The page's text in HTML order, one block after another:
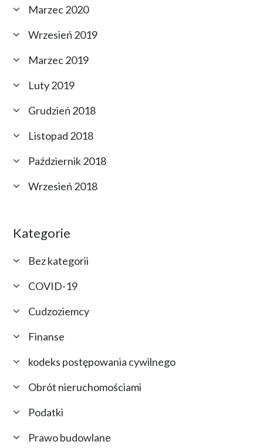
Marzec 2020
Wrzesień 2019
Marzec 2019
Luty 2019
Grudzień 2018
Listopad 2018
Październik 2018
Wrzesień 2018
Kategorie
Bez kategorii
COVID-19
Cudzoziemcy
Finanse
kodeks postępowania cywilnego
Obrót nieruchomościami
Podatki
Prawo budowlane